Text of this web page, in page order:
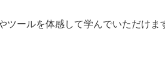
ールを体感して学んでいただけま